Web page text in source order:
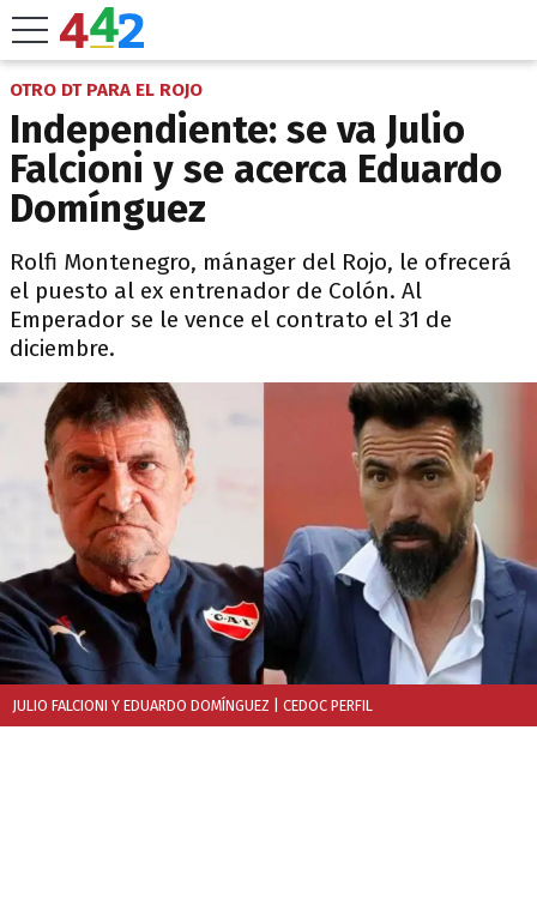
OTRO DT PARA EL ROJO
Independiente: se va Julio
Falcioni y se acerca Eduardo
Domínguez
Rolfi Montenegro, mánager del Rojo, le ofrecerá
el puesto al ex entrenador de Colón. Al
Emperador se le vence el contrato el 31 de
diciembre.
JULIO FALCIONI Y EDUARDO DOMÍNGUEZ | CEDOC PERFIL